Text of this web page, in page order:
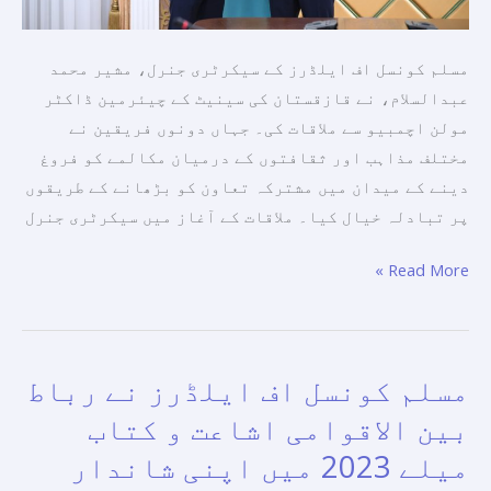
مسلم کونسل اف ایلڈرز کے سیکرٹری جنرل، مشیر محمد
عبدالسلام، نے قازقستان کی سینیٹ کے چیئرمین ڈاکٹر
مولن اچمبیو سے ملاقات کی۔ جہاں دونوں فریقین نے
مختلف مذاہب اور ثقافتوں کے درمیان مکالمے کو فروغ
دینے کے میدان میں مشترکہ تعاون کو بڑھانے کے طریقوں
پر تبادلہ خیال کیا۔ ملاقات کے آغاز میں سیکرٹری جنرل
مکالمے
فروغ
دینے
کے
میدان
میں
مشترکہ
خیال
کیا۔
Read More »
مسلم کونسل اف ایلڈرز نے رباط
بین الاقوامی اشاعت و کتاب
میلے 2023 میں اپنی شاندار
اف
ایلڈرز